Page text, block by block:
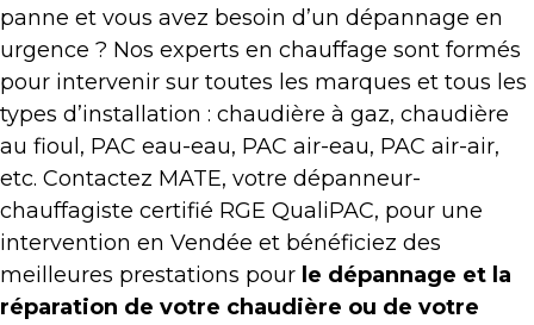
panne et vous avez besoin d’un dépannage en
urgence ? Nos experts en chauffage sont formés
pour intervenir sur toutes les marques et tous les
types d’installation : chaudière à gaz, chaudière
au fioul, PAC eau-eau, PAC air-eau, PAC air-air,
etc. Contactez MATE, votre dépanneur-
chauffagiste certifié RGE QualiPAC, pour une
intervention en Vendée et bénéficiez des
meilleures prestations pour le dépannage et la
réparation de votre chaudière ou de votre